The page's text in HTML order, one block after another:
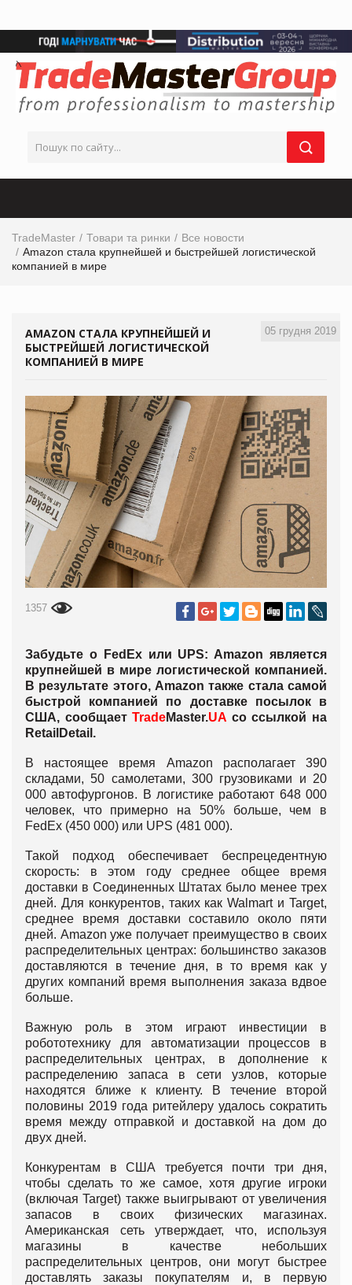
TradeMaster Товари та ринки
Все новости
Amazon стала крупнейшей и быстрейшей логистической
компанией в мире
05 грудня 2019
AMAZON СТАЛА КРУПНЕЙШЕЙ И
БЫСТРЕЙШЕЙ ЛОГИСТИЧЕСКОЙ
КОМПАНИЕЙ В МИРЕ
1357
Забудьте о FedEx или UPS: Amazon является
крупнейшей в мире логистической компанией.
В результате этого, Amazon также стала самой
быстрой компанией по доставке посылок в
США, сообщаетTradeMaster.UA со ссылкой на
RetailDetail.
В настоящее время Amazon располагает 390
складами, 50 самолетами, 300 грузовиками и 20
000 автофургонов. В логистике работают 648 000
человек, что примерно на 50% больше, чем в
FedEx (450 000) или UPS (481 000).
Такой подход обеспечивает беспрецедентную
скорость: в этом году среднее общее время
доставки в Соединенных Штатах было менее трех
дней. Для конкурентов, таких как Walmart и Target,
среднее время доставки составило около пяти
дней. Amazon уже получает преимущество в своих
распределительных центрах: большинство заказов
доставляются в течение дня, в то время как у
других компаний время выполнения заказа вдвое
больше.
Важную роль в этом играют инвестиции в
робототехнику для автоматизации процессов в
распределительных центрах, в дополнение к
распределению запаса в сети узлов, которые
находятся ближе к клиенту. В течение второй
половины 2019 года ритейлеру удалось сократить
время между отправкой и доставкой на дом до
двух дней.
Конкурентам в США требуется почти три дня,
чтобы сделать то же самое, хотя другие игроки
(включая Target) также выигрывают от увеличения
запасов в своих физических магазинах.
Американская сеть утверждает, что, используя
магазины в качестве небольших
распределительных центров, они могут быстрее
доставлять заказы покупателям и, в первую